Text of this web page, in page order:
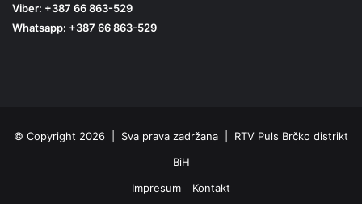
Viber: +387 66 863-529
Whatsapp: +387 66 863-529
© Copyright 2026 | Sva prava zadržana | RTV Puls Brčko distrikt
BiH
Impresum
Kontakt